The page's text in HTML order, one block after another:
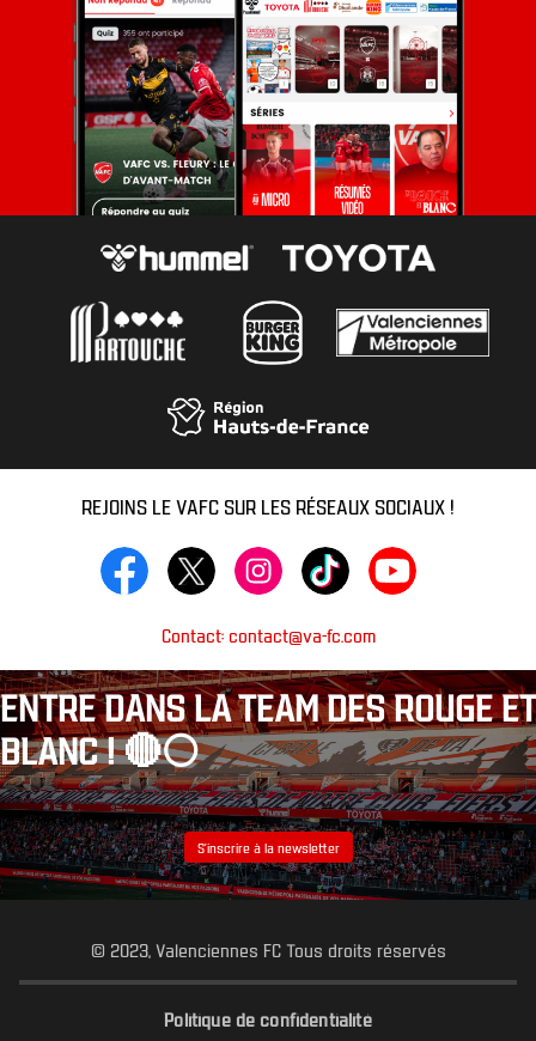
REJOINS LE VAFC SUR LES RÉSEAUX SOCIAUX !
Contact: contact@va-fc.com
ENTRE DANS LA TEAM DES ROUGE ET
BLANC ! 🔴⚪️
S’inscrire à la newsletter
© 2023, Valenciennes FC Tous droits réservés
Politique de confidentialité